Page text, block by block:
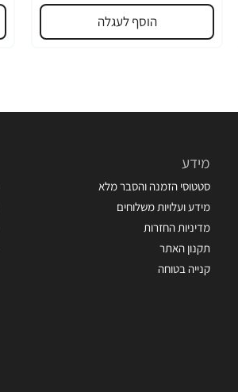
הוסף לעגלה
מידע
סטטוסי הזמנה והסבר מלא
מידע ועלויות משלוחים
מדיניות החזרות
תקנון האתר
קנייה בטוחה